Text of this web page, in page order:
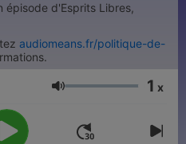
audiomeans.fr/politique-de-
Volume 1 x